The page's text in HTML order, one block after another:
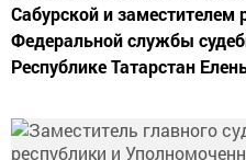
Сабурской и заместителем
Федеральной службы
Республике Татарстан